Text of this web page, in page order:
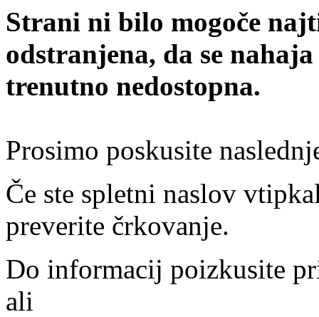
Strani ni bilo mogoče
odstranjena, da se
trenutno nedostopna.
Prosimo poskusite
Če ste spletni naslov
preverite črkovanje.
Do informacij poizkusite
ali